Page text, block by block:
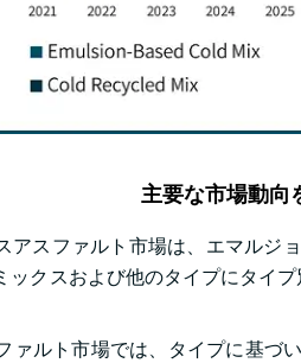
主要な市場動向
アスファルト市場は、エマルジ
ックスおよび他のタイプにタイ
ァルト市場では、タイプに基づ